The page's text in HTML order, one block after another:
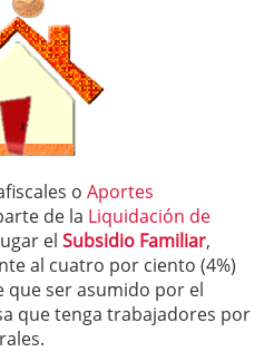
o Aportes
de la Liquidación de
el Subsidio Familiar,
al cuatro por ciento (4%)
que ser asumido por el
que tenga trabajadores por